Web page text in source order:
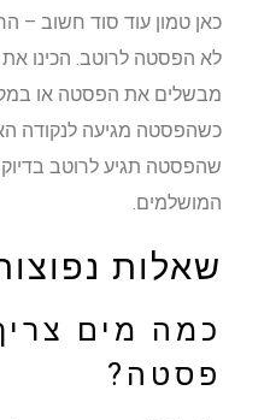
כאן טמון עוד סוד חשוב –
לא הפסטה לרוטב. הכינו את
מבשלים את הפסטה או
כשהפסטה מגיעה לנקודה
שהפסטה תגיע לרוטב בדיוק
המושלמים.
שאלות נפוצות
כמה מים צריך
פסטה?